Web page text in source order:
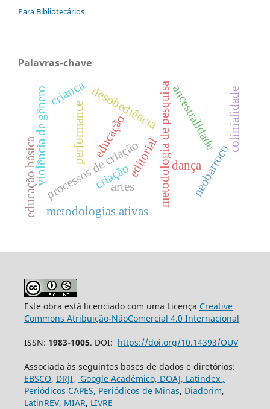
Para Bibliotecários
Palavras-chave
metodologia de pesquisa
processos de criação
artes
dança
performance ancestralidade
neobarroco
desobediência
violência de gênero editorial
educação
metodologias ativas
criação
criança
educação básica
colinialidade
Este obra está licenciado com uma Licença Creative
Commons Atribuição-NãoComercial 4.0 Internacional
ISSN: 1983-1005. DOI: https://doi.org/10.14393/OUV
Associada às seguintes bases de dados e diretórios:
EBSCO, DRJI, Google Acadêmico, DOAJ, Latindex ,
Periódicos CAPES, Periódicos de Minas, Diadorim,
LatinREV, MIAR, LIVRE